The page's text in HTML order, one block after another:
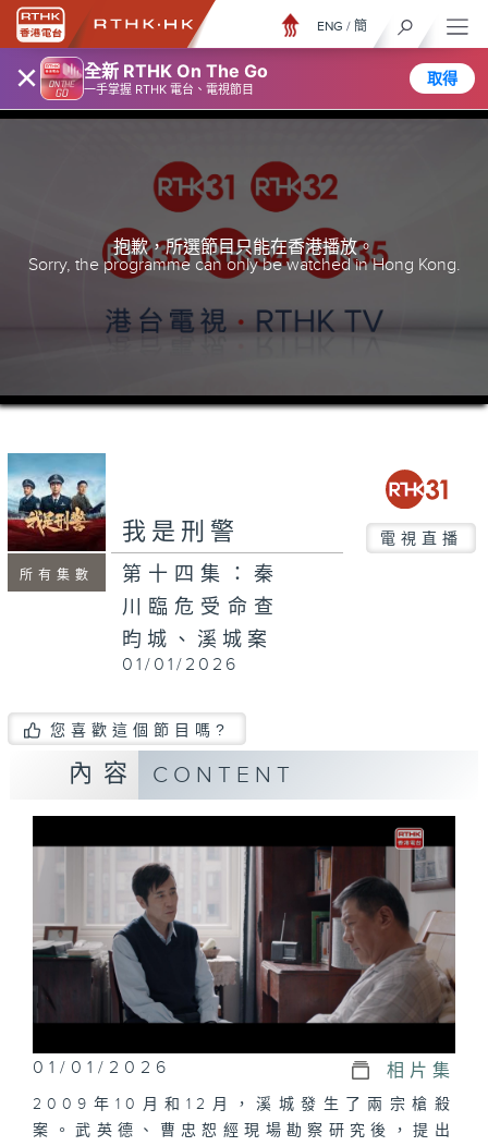
× 全新 RTHK On The Go
一手掌握 RTHK 電台、電視節目
取得
ENG / 簡
抱歉，所選節目只能在香港播放。
Sorry, the programme can only be watched in Hong Kong.
所有集數
我是刑警 電視直播
第十四集：秦
川臨危受命查
昀城、溪城案
01/01/2026
您喜歡這個節目嗎?
內容 CONTENT
01/01/2026 相片集
2009年10月和12月，溪城發生了兩宗槍殺
案。武英德、曹忠恕經現場勘察研究後，提出